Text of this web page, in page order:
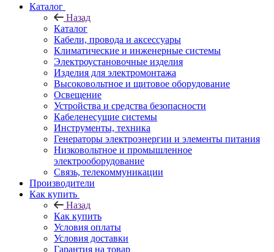
Каталог
Назад
Каталог
Кабели, провода и аксессуары
Климатические и инженерные системы
Электроустановочные изделия
Изделия для электромонтажа
Высоковольтное и щитовое оборудование
Освещение
Устройства и средства безопасности
Кабеленесущие системы
Инструменты, техника
Генераторы электроэнергии и элементы питания
Низковольтное и промышленное
электрооборудование
Связь, телекоммуникации
Производители
Как купить
Назад
Как купить
Условия оплаты
Условия доставки
Гарантия на товар